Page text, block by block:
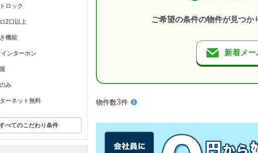
ロック
2口以上
機能
ンターホン
み
ーネット無料
べてのこだわり条件
ご希望の条件の物件が見つ
新着メ
物件数3件